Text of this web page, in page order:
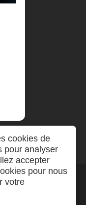
cookies de
pour analyser
accepter
pour nous
votre